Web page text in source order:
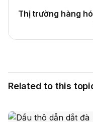
Thị trường hàng
Related to this